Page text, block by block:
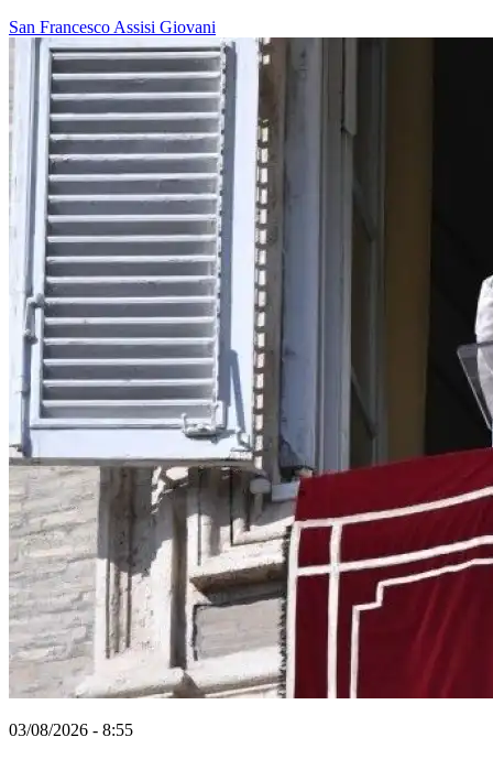
San Francesco Assisi Giovani
03/08/2026 - 8:55